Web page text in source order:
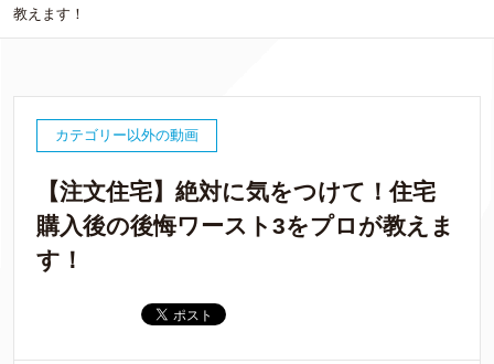
教えます！
カテゴリー以外の動画
【注文住宅】絶対に気をつけて！住宅
購入後の後悔ワースト3をプロが教えま
す！